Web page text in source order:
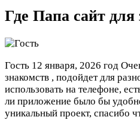
Где Папа сайт для
Гость 12 января, 2026 год
знакомств , подойдет для
использовать на телефоне,
ли приложение было бы
уникальный проект, спасибо